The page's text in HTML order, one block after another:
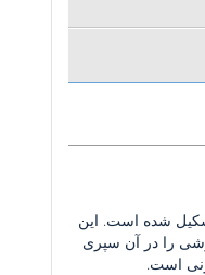
متر مربع طراحی شده است، از ۱۱۶ واحد مستقل تشکیل شده است. این
را در آن سپری
است.